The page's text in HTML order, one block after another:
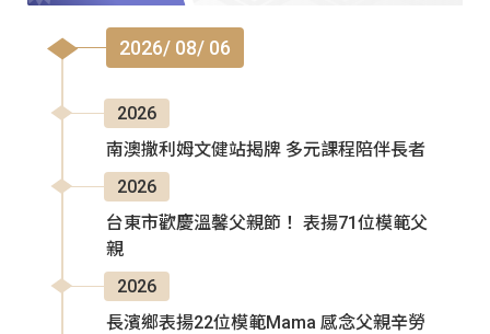
2026/ 08/ 06
2026
南澳撒利姆文健站揭牌 多元課程陪伴長者
2026
台東市歡慶溫馨父親節！ 表揚71位模範父
親
2026
長濱鄉表揚22位模範Mama 感念父親辛勞